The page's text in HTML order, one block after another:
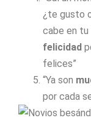
¿te gusto
cabe en tu
felicidad
felices”
“Ya son
por cada